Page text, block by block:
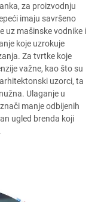
za proizvodnju
imaju savršeno
uz mašinske vodnike i
koje uzrokuje
Za tvrtke koje
važne, kao što su
uzorci, ta
Ulaganje u
manje odbijenih
ugled brenda koji